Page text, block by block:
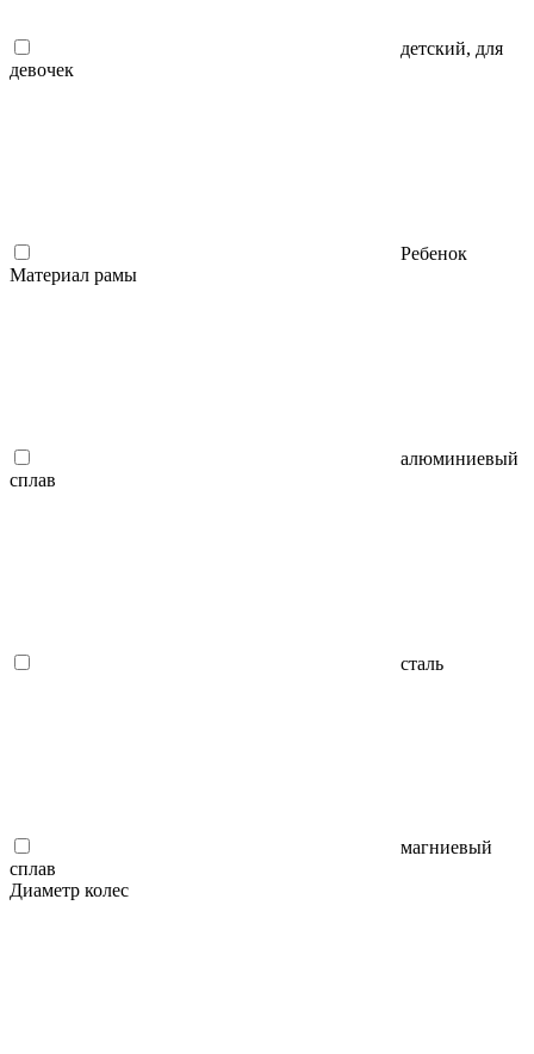
детский, для
девочек
Ребенок
Материал рамы
алюминиевый
сплав
сталь
магниевый
сплав
Диаметр колес